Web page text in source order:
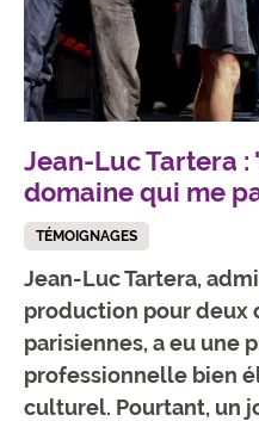
Jean-Luc Tartera
domaine qui me
TÉMOIGNAGES
Jean-Luc Tartera,
production pour deux
parisiennes, a eu une
professionnelle bien
culturel. Pourtant, un